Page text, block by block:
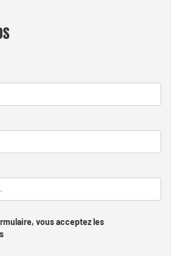
vous acceptez les